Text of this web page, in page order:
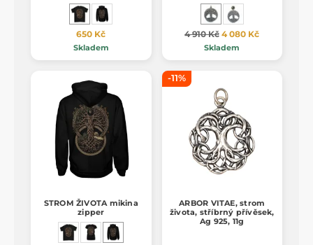
650 Kč
Skladem
4 910 Kč 4 080 Kč
Skladem
STROM ŽIVOTA mikina
zipper
-11%
ARBOR VITAE, strom
života, stříbrný přívěsek,
Ag 925, 11g